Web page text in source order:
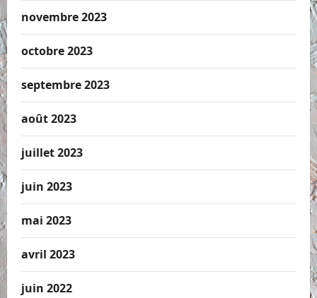
novembre 2023
octobre 2023
septembre 2023
août 2023
juillet 2023
juin 2023
mai 2023
avril 2023
juin 2022